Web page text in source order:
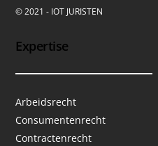
© 2021 - IOT JURISTEN
Expertise
Arbeidsrecht
Consumentenrecht
Contractenrecht